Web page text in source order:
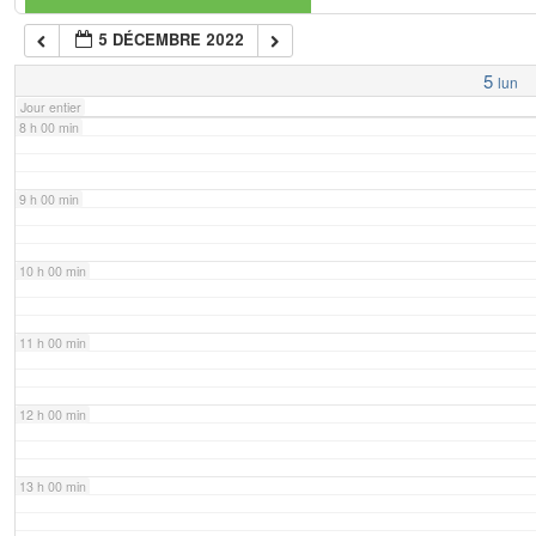
5 DÉCEMBRE 2022
5 lun
Jour entier
7 h 00 min
8 h 00 min
9 h 00 min
10 h 00 min
11 h 00 min
12 h 00 min
13 h 00 min